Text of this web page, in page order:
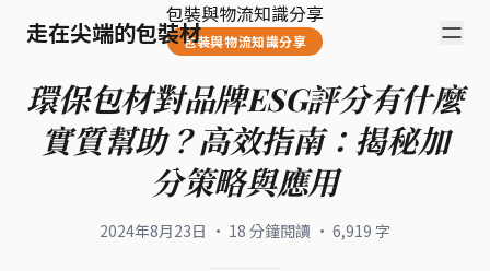
走在尖端的包裝材
包裝與物流知識分享
包裝與物流知識分享
環保包材對品牌ESG評分有什麼
實質幫助？高效指南：揭秘加
分策略與應用
2024年8月23日 · 18 分鐘閱讀 · 6,919 字